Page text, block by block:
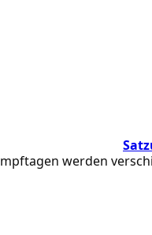
werden